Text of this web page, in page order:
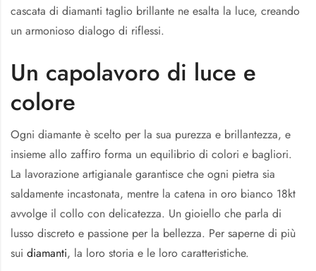
cascata di diamanti taglio brillante ne esalta la luce, creando
un armonioso dialogo di riflessi.
Un capolavoro di luce e
colore
Ogni diamante è scelto per la sua purezza e brillantezza, e
insieme allo zaffiro forma un equilibrio di colori e bagliori.
La lavorazione artigianale garantisce che ogni pietra sia
saldamente incastonata, mentre la catena in oro bianco 18kt
avvolge il collo con delicatezza. Un gioiello che parla di
lusso discreto e passione per la bellezza. Per saperne di più
sui diamanti, la loro storia e le loro caratteristiche.